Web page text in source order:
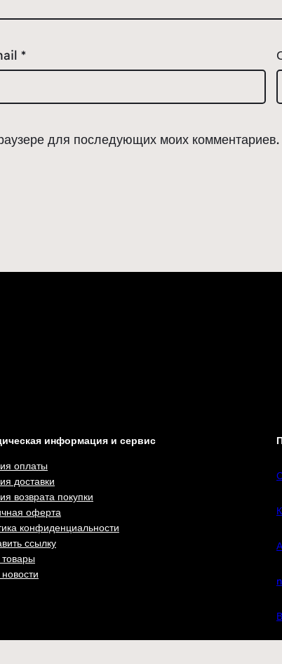
*
для последующих моих комментариев.
информация и сервис
оплаты
доставки
возврата покупки
оферта
конфиденциальности
ссылку